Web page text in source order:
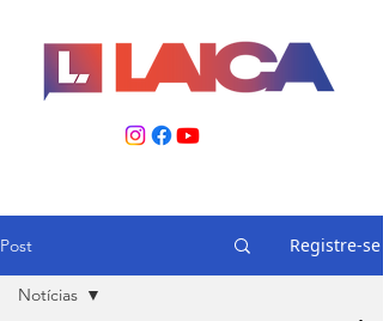
Post Registre-se
Notícias